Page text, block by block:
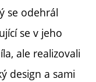
se odehrál
se v jeho
ale realizovali
design a sami